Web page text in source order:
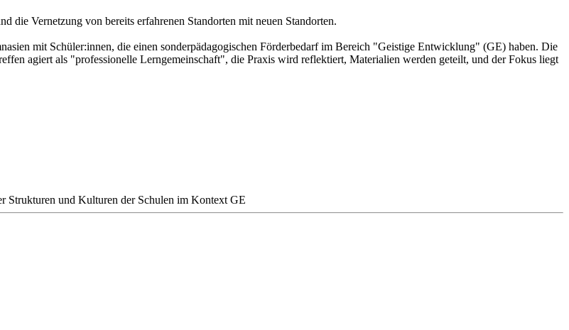
die Vernetzung von bereits erfahrenen Standorten mit neuen Standorten.
mit Schüler:innen, die einen sonderpädagogischen Förderbedarf im Bereich "Geistige Entwicklung" (GE) haben. Die
agiert als "professionelle Lerngemeinschaft", die Praxis wird reflektiert, Materialien werden geteilt, und der Fokus liegt
Strukturen und Kulturen der Schulen im Kontext GE